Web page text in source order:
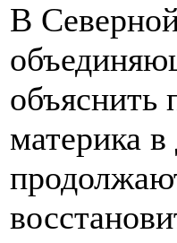
В
объяснить
материка